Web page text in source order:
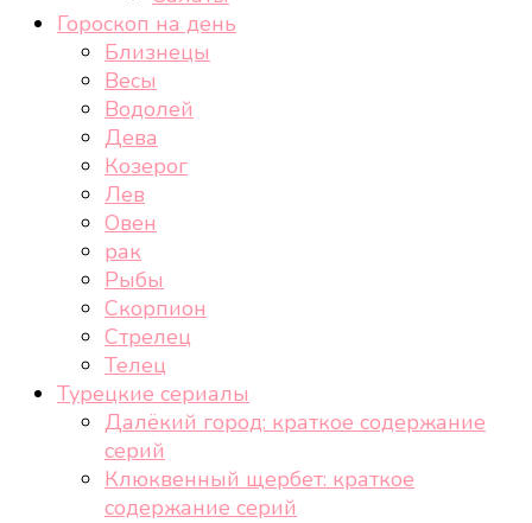
Гороскоп на день
Близнецы
Весы
Водолей
Дева
Козерог
Лев
Овен
рак
Рыбы
Скорпион
Стрелец
Телец
Турецкие сериалы
Далёкий город: краткое содержание
серий
Клюквенный щербет: краткое
содержание серий